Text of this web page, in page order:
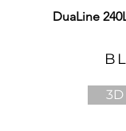
Visualização
DuaLine